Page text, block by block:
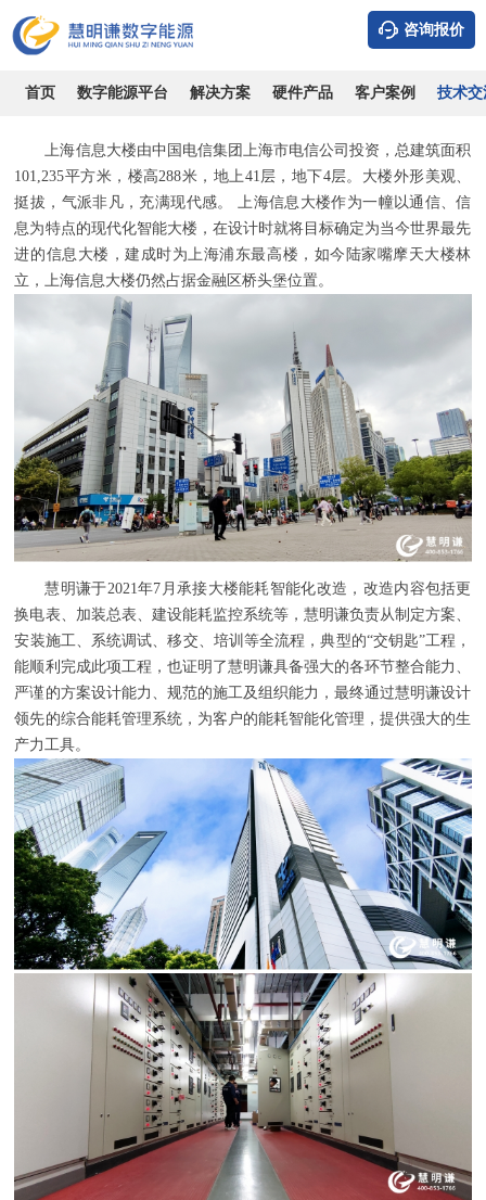
咨询报价
首页 数字能源平台 解决方案 硬件产品 客户案例 技术交
中国电信上海信息大楼能耗系统改造圆满完成
时间：2026-08-07 浏览：17905 作者：admin
上海信息大楼由中国电信集团上海市电信公司投资，总建筑面积
101,235平方米，楼高288米，地上41层，地下4层。大楼外形美观、
挺拔，气派非凡，充满现代感。 上海信息大楼作为一幢以通信、信
息为特点的现代化智能大楼，在设计时就将目标确定为当今世界最先
进的信息大楼，建成时为上海浦东最高楼，如今陆家嘴摩天大楼林
立，上海信息大楼仍然占据金融区桥头堡位置。
慧明谦于2021年7月承接大楼能耗智能化改造，改造内容包括更
换电表、加装总表、建设能耗监控系统等，慧明谦负责从制定方案、
安装施工、系统调试、移交、培训等全流程，典型的“交钥匙”工程，
能顺利完成此项工程，也证明了慧明谦具备强大的各环节整合能力、
严谨的方案设计能力、规范的施工及组织能力，最终通过慧明谦设计
领先的综合能耗管理系统，为客户的能耗智能化管理，提供强大的生
产力工具。